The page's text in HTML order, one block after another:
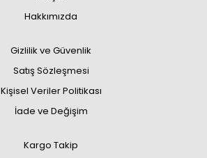
Hakkımızda
Gizlilik ve Güvenlik
Satış Sözleşmesi
Kişisel Veriler Politikası
İade ve Değişim
Kargo Takip